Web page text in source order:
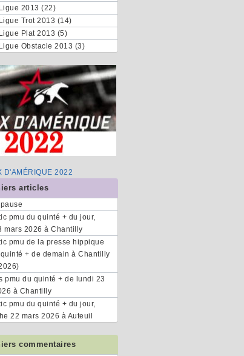
2013 (22)
Trot 2013 (14)
Plat 2013 (5)
Obstacle 2013 (3)
D'AMÉRIQUE 2022
articles
pmu du quinté + du jour,
mars 2026 à Chantilly
pmu de la presse hippique
+ de demain à Chantilly
pmu du quinté + de lundi 23
à Chantilly
pmu du quinté + du jour,
22 mars 2026 à Auteuil
commentaires